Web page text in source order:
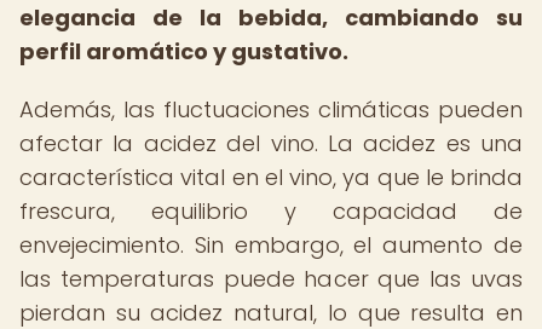
elegancia de la bebida, cambiando su
perfil aromático y gustativo.
Además, las fluctuaciones climáticas pueden
afectar la acidez del vino. La acidez es una
característica vital en el vino, ya que le brinda
frescura, equilibrio y capacidad de
envejecimiento. Sin embargo, el aumento de
las temperaturas puede hacer que las uvas
pierdan su acidez natural, lo que resulta en